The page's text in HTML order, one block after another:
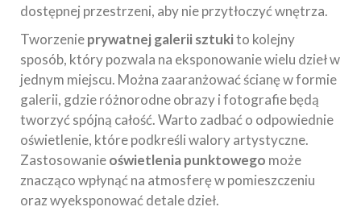
dostępnej przestrzeni, aby nie przytłoczyć wnętrza.
Tworzenieprywatnej galerii sztukito kolejny
sposób, który pozwala na eksponowanie wielu dzieł w
jednym miejscu. Można zaaranżować ścianę w formie
galerii, gdzie różnorodne obrazy i fotografie będą
tworzyć spójną całość. Warto zadbać o odpowiednie
oświetlenie, które podkreśli walory artystyczne.
Zastosowanieoświetlenia punktowego może
znacząco wpłynąć na atmosferę w pomieszczeniu
oraz wyeksponować detale dzieł.